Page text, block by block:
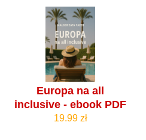
Europa na all
inclusive - ebook PDF
19.99 zł